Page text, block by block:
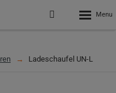
Přihlášení
do
zóny
menu
Ladeschaufel UN-L